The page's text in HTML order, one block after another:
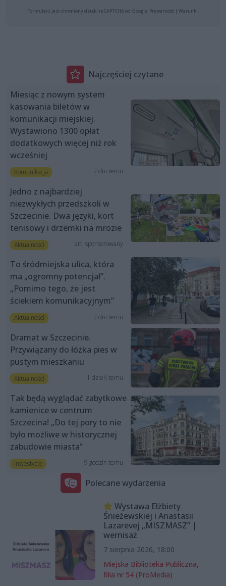
Formularz jest chroniony dzięki reCAPTCHA od Google: Prywatność | Warunki
Najczęściej czytane
Miesiąc z nowym system
kasowania biletów w
komunikacji miejskiej.
Wystawiono 1300 opłat
dodatkowych więcej niż rok
wcześniej
Komunikacja 2 dni temu
Jedno z najbardziej
niezwykłych przedszkoli w
Szczecinie. Dwa języki, kort
tenisowy i drzemki na mrozie
Aktualności art. sponsorowany
To śródmiejska ulica, która
ma „ogromny potencjał”.
„Pomimo tego, że jest
ściekiem komunikacyjnym”
Aktualności 2 dni temu
Dramat w Szczecinie.
Przywiązany do łóżka pies w
pustym mieszkaniu
Aktualności 1 dzień temu
Tak będą wyglądać zabytkowe
kamienice w centrum
Szczecina! „Do tej pory to nie
było możliwe w historycznej
zabudowie miasta”
Inwestycje 9 godzin temu
Polecane wydarzenia
Wystawa Elżbiety
Śnieżewskiej i Anastasii
Lazarevej „MISZMASZ” |
wernisaż
7 sierpnia 2026, 18:00
Miejska Biblioteka Publiczna,
filia nr 54 (ProMedia)